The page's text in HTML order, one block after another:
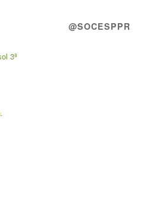
3ª
@SOCESPPR